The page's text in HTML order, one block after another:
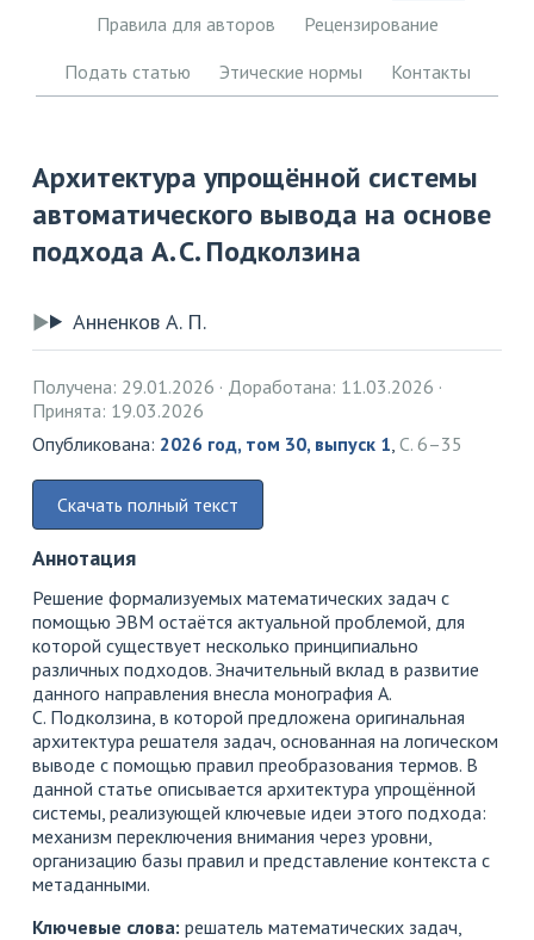
Правила для авторов
Рецензирование
Подать статью
Этические нормы Контакты
Архитектура упрощённой системы
автоматического вывода на основе
подхода А. С. Подколзина
Анненков А. П.
Получена: 29.01.2026
Доработана: 11.03.2026
Принята: 19.03.2026
Опубликована: 2026 год, том 30, выпуск 1, С. 6–35
Скачать полный текст
Аннотация
Решение формализуемых математических задач с
помощью ЭВМ остаётся актуальной проблемой, для
которой существует несколько принципиально
различных подходов. Значительный вклад в развитие
данного направления внесла монография А.
С. Подколзина, в которой предложена оригинальная
архитектура решателя задач, основанная на логическом
выводе с помощью правил преобразования термов. В
данной статье описывается архитектура упрощённой
системы, реализующей ключевые идеи этого подхода:
механизм переключения внимания через уровни,
организацию базы правил и представление контекста с
метаданными.
Ключевые слова: решатель математических задач,